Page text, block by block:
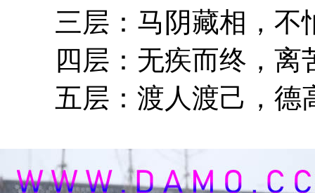
三层：马阴藏相，不
四层：无疾而终，离
五层：渡人渡己，德